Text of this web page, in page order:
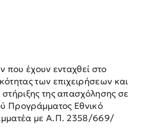
που έχουν ενταχθεί στο
των επιχειρήσεων και
της απασχόλησης σε
Προγράμματος Εθνικό
με Α.Π. 2358/669/